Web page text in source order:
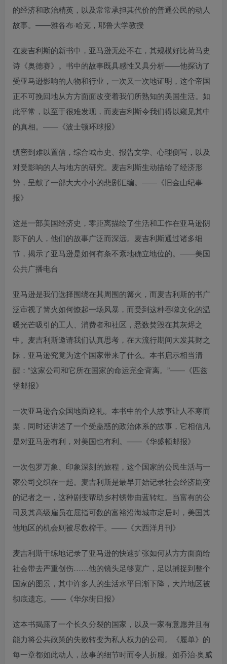
的经济和政治精英，以及常常承担其代价的普通公民的动人
故事。——雅各布·哈克，耶鲁大学教授
在麦吉利斯的新书中，亚马逊无处不在，其规模好比荷马史
诗《奥德赛》。书中的故事既具感性又具分析——他探访了
受亚马逊影响的人物和行业，一次又一次地证明，这个帝国
正不可挽回地从方方面面改变着我们所熟知的美国生活。如
此平常，以至于很难发现，而麦吉利斯令我们得以窥见其中
的真相。——《波士顿环球报》
缜密到难以置信，综合城市史、报告文学、心理侧写，以及
对受影响的人与地方的研究。麦吉利斯生动描绘了经济形
势，呈献了一部大大小小的悲剧汇编。——《旧金山纪事
报》
这是一部美国经济史，零距离描绘了生活和工作在亚马逊阴
影下的人，他们的故事广泛而深远。麦吉利斯通过诸多细
节，揭示了亚马逊是如何有条不紊地确立地位的。——美国
公共广播电台
亚马逊是我们选择围绕在其周围的篝火，而麦吉利斯的书广
泛审视了篝火如何燎起一场风暴，而受到这种吞噬文化的温
暖光芒吸引的工人、消费者和社区，悉数焚毁在其灰烬之
中。麦吉利斯邀请我们认真思考，在大流行期间大发其财之
际，亚马逊究竟为这个国家带来了什么。本书启示相当清
醒：“这家公司和它所在国家的命运完全背离。”——《匹兹
堡邮报》
一次亚马逊合众国地面巡礼。本书中的个人故事让人不寒而
栗，同时还讲述了一个受蛊惑的政治体系的故事，它相信凡
是对亚马逊有利，对美国也有利。——《华盛顿邮报》
一次包罗万象、印象深刻的旅程，这个国家的公民生活与一
家公司交织在一起。麦吉利斯是最早开始记录社会经济剧变
的记者之一，这种剧变帮助乡村锈带由蓝转红。当富有的公
司及其高级雇员在屈指可数的富裕沿海城市定居时，美国其
他地区的机会则被尽数榨干。——《大西洋月刊》
麦吉利斯干练地记录了亚马逊的快速扩张如何从方方面面给
社会带去严重创伤……他的镜头足够宽广，足以捕捉到整个
国家的图景，其中许多人的生活水平日渐下降，大片地区被
彻底遗忘。——《华尔街日报》
这本书揭露了一个长久分裂的国家，以及一家有意愿并且有
能力将公共政策的失败转变为私人权力的公司。《履单》的
每一章都如此动人，故事的细节时而令人折服。如乔治·奥威